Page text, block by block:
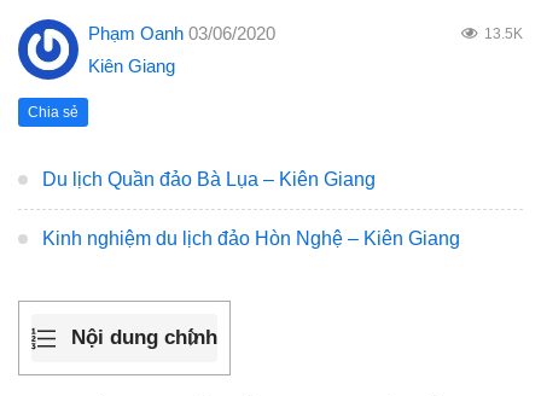
Phạm Oanh 03/06/2020 13.5K
Kiên Giang
Chia sẻ
Du lịch Quần đảo Bà Lụa – Kiên Giang
Kinh nghiệm du lịch đảo Hòn Nghệ – Kiên Giang
Nội dung chính